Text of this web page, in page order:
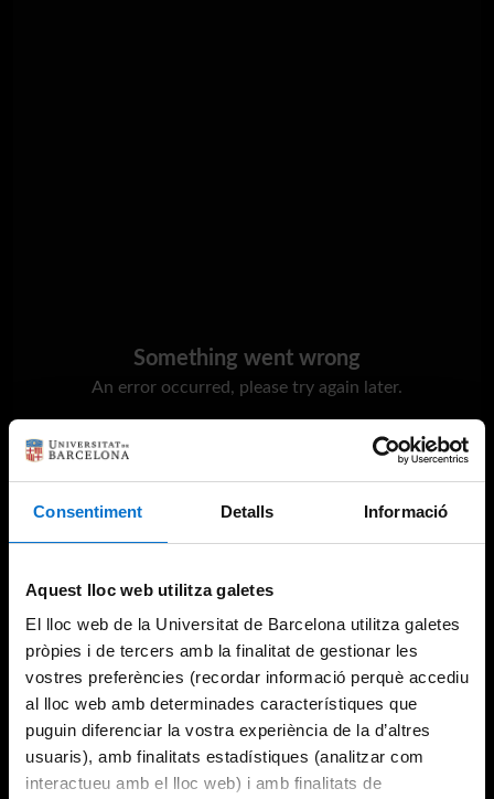
Consentiment Detalls Informació
Aquest lloc web utilitza galetes
El lloc web de la Universitat de Barcelona utilitza galetes
pròpies i de tercers amb la finalitat de gestionar les
vostres preferències (recordar informació perquè accediu
al lloc web amb determinades característiques que
puguin diferenciar la vostra experiència de la d’altres
usuaris), amb finalitats estadístiques (analitzar com
interactueu amb el lloc web) i amb finalitats de
Something went wrong
An error occurred, please try again later.
Try again